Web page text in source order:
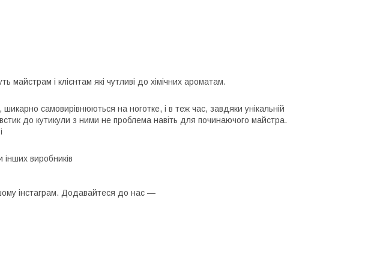
майстрам і клієнтам які чутливі до хімічних ароматам.
шикарно самовирівнюються на ноготке, і в теж час, завдяки унікальній
до кутикули з ними не проблема навіть для починаючого майстра.
виробників
інстаграм. Додавайтеся до нас —